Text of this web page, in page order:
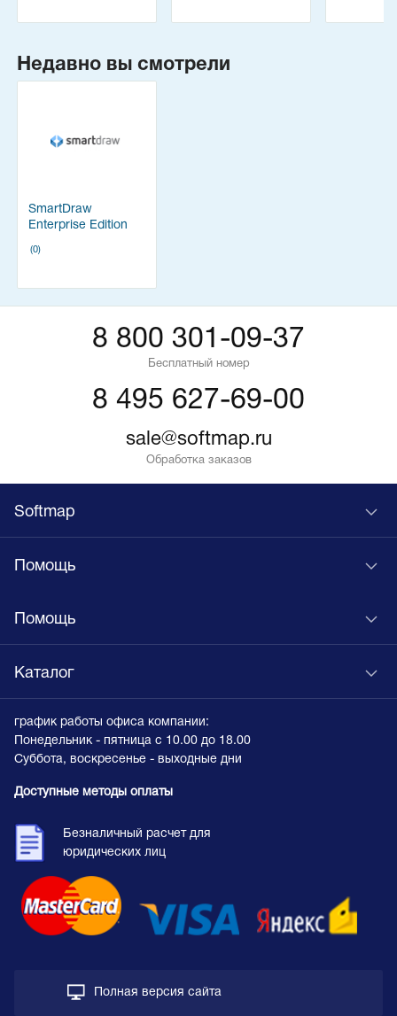
Недавно вы смотрели
SmartDraw
Enterprise Edition
(0)
8 800 301-09-37
Бесплатный номер
8 495 627-69-00
sale@softmap.ru
Обработка заказов
Softmap
Помощь
Помощь
Каталог
график работы офиса компании:
Понедельник - пятница с 10.00 до 18.00
Суббота, воскресенье - выходные дни
Доступные методы оплаты
Безналичный расчет для
юридических лиц
Полная версия сайта